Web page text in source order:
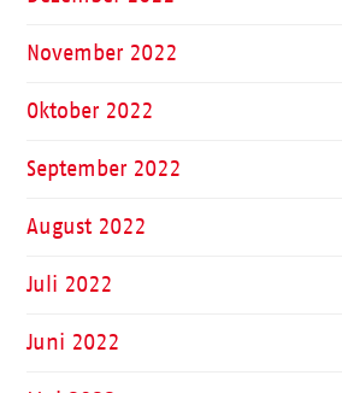
November 2022
Oktober 2022
September 2022
August 2022
Juli 2022
Juni 2022